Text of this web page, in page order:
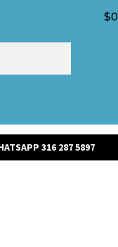
$0
316 287 5897